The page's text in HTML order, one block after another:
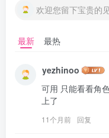
欢迎您留下宝贵的
最新 最热
yezhinoo
可用 只能看看角
上了
11个月前 回复